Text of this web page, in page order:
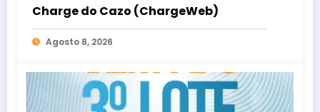
Charge do Cazo (ChargeWeb)
Agosto 8, 2026